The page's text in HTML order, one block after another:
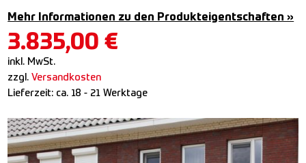
Mehr Informationen zu den Produkteigentschaften »
3.835,00 €
inkl. MwSt.
zzgl. Versandkosten
Lieferzeit: ca. 18 - 21 Werktage